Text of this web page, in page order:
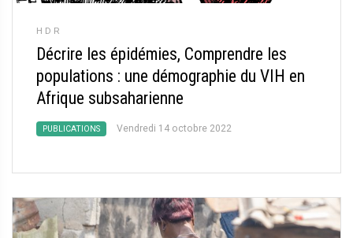
HDR
Décrire les épidémies, Comprendre les
populations : une démographie du VIH en
Afrique subsaharienne
PUBLICATIONS Vendredi 14 octobre 2022